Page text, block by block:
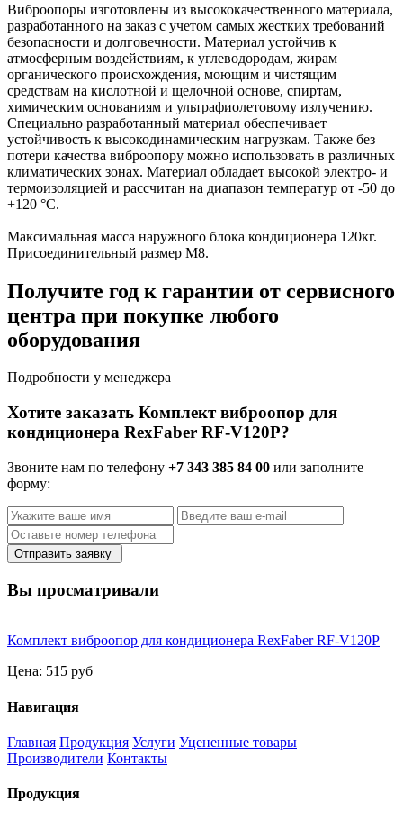
Виброопоры изготовлены из высококачественного материала,
разработанного на заказ с учетом самых жестких требований
безопасности и долговечности. Материал устойчив к
атмосферным воздействиям, к углеводородам, жирам
органического происхождения, моющим и чистящим
средствам на кислотной и щелочной основе, спиртам,
химическим основаниям и ультрафиолетовому излучению.
Специально разработанный материал обеспечивает
устойчивость к высокодинамическим нагрузкам. Также без
потери качества виброопору можно использовать в различных
климатических зонах. Материал обладает высокой электро- и
термоизоляцией и рассчитан на диапазон температур от -50 до
+120 °C.
Максимальная масса наружного блока кондиционера 120кг.
Присоединительный размер М8.
Получите год к гарантии от сервисного
центра при покупке любого
оборудования
Подробности у менеджера
Хотите заказать Комплект виброопор для
кондиционера RexFaber RF-V120P?
Звоните нам по телефону +7 343 385 84 00 или заполните
форму:
Отправить заявку
Вы просматривали
Комплект виброопор для кондиционера RexFaber RF-V120P
Цена: 515 руб
Навигация
Главная Продукция Услуги Уцененные товары
Производители Контакты
Продукция